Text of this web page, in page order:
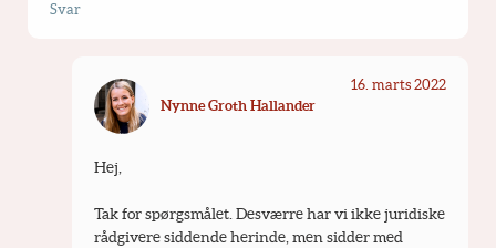
Svar
Nynne Groth Hallander
16. marts 2022
Hej,
Tak for spørgsmålet. Desværre har vi ikke juridiske
rådgivere siddende herinde, men sidder med